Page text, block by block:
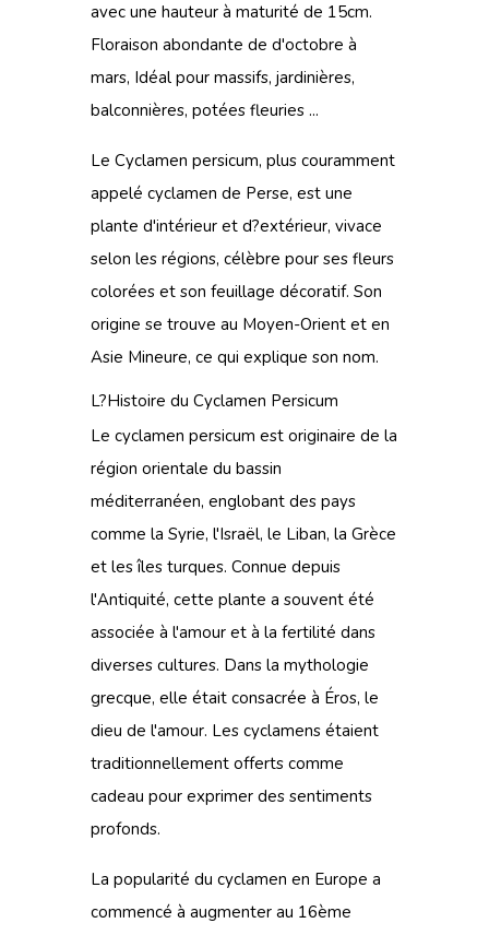
avec une hauteur à maturité de 15cm.
Floraison abondante de d'octobre à
mars, Idéal pour massifs, jardinières,
balconnières, potées fleuries ...
Le Cyclamen persicum, plus couramment
appelé cyclamen de Perse, est une
plante d'intérieur et d?extérieur, vivace
selon les régions, célèbre pour ses fleurs
colorées et son feuillage décoratif. Son
origine se trouve au Moyen-Orient et en
Asie Mineure, ce qui explique son nom.
L?Histoire du Cyclamen Persicum
Le cyclamen persicum est originaire de la
région orientale du bassin
méditerranéen, englobant des pays
comme la Syrie, l'Israël, le Liban, la Grèce
et les îles turques. Connue depuis
l'Antiquité, cette plante a souvent été
associée à l'amour et à la fertilité dans
diverses cultures. Dans la mythologie
grecque, elle était consacrée à Éros, le
dieu de l'amour. Les cyclamens étaient
traditionnellement offerts comme
cadeau pour exprimer des sentiments
profonds.
La popularité du cyclamen en Europe a
commencé à augmenter au 16ème